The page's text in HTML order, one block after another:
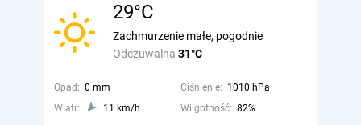
29°C
Odczuwalna 31°C
Zachmurzenie małe, pogodnie
Opad: 0 mm Ciśnienie: 1010 hPa
Wiatr:
11 km/h Wilgotność: 82%